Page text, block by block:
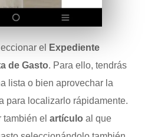
el
Expediente
de Gasto. Para ello, tendrás
lista o bien aprovechar la
para localizarlo rápidamente.
el artículo al que